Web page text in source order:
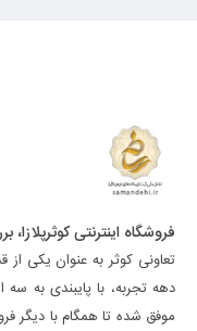
فروشگاه اینترنتی
تعاونی کوثر به عنوان یکی
دهه تجربه، با پایبندی به
موفق شده تا همگام با دیگر